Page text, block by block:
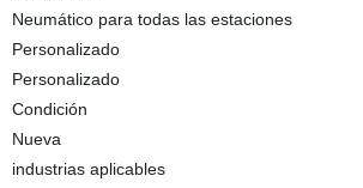
Neumático para todas las estaciones
Personalizado
Personalizado
Condición
Nueva
industrias aplicables